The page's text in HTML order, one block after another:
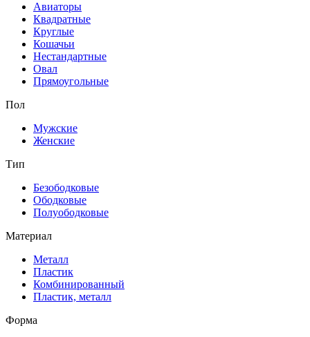
Авиаторы
Квадратные
Круглые
Кошачьи
Нестандартные
Овал
Прямоугольные
Пол
Мужские
Женские
Тип
Безободковые
Ободковые
Полуободковые
Материал
Металл
Пластик
Комбинированный
Пластик, металл
Форма